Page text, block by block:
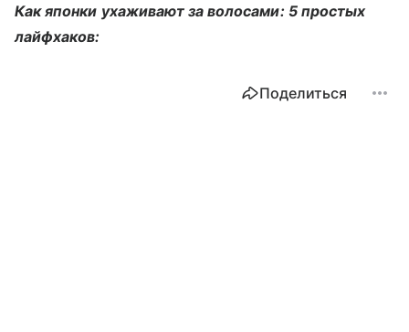
Как японки ухаживают за волосами: 5 простых
лайфхаков:
Поделиться